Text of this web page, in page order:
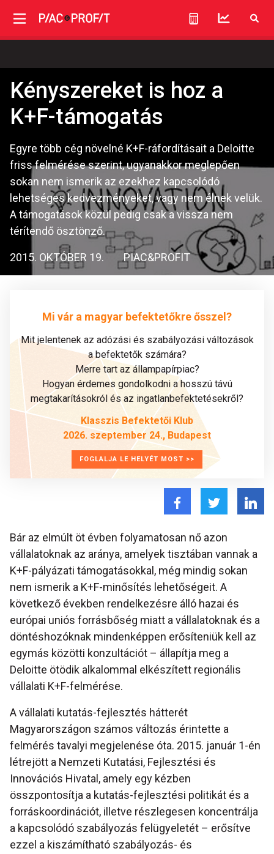
Kényszereket is hoz a
K+F-támogatás
Egyre több cég növelné K+F-ráfordításait a Deloitte
friss felmérése szerint, ugyanakkor meglepően
sokan nem ismerik az ezekhez kapcsolódó
lehetséges kedvezményeket, vagy nem élnek velük.
A támogatások közül pedig csak a vissza nem
térítendő ösztönző.
2015. OKTÓBER 19. PIAC&PROFIT
Mi vár a magyar befektetőkre ősszel?
Mit jelentenek az adózási és szabályozási változások
a befektetők számára?
Merre tart az állampapírpiac?
Hogyan érdemes gondolkodni a hosszú távú
megtakarításokról és az ingatlanbefektetésekről?
Klasszis Befektetői Klub
2026. szeptember 24., Budapest
FOGLALJA LE HELYÉT MOST >>
Bár az elmúlt öt évben folyamatosan nő azon
vállalatoknak az aránya, amelyek tisztában vannak a
K+F-pályázati támogatásokkal, még mindig sokan
nem ismerik a K+F-minősítés lehetőségeit. A
következő években rendelkezésre álló hazai és
európai uniós forrásbőség miatt a vállalatoknak és a
döntéshozóknak mindenképpen erősíteniük kell az
egymás közötti konzultációt – állapítja meg a
Deloitte ötödik alkalommal elkészített regionális
vállalati K+F-felmérése.
A vállalati kutatás-fejlesztés hátterét
Magyarországon számos változás érintette a
felmérés tavalyi megjelenése óta. 2015. január 1-én
létrejött a Nemzeti Kutatási, Fejlesztési és
Innovációs Hivatal, amely egy kézben
összpontosítja a kutatás-fejlesztési politikát és a
forráskoordinációt, illetve részlegesen koncentrálja
a kapcsolódó szabályozás felügyeletét – erősítve
ezzel a kiszámítható szabályozás- és